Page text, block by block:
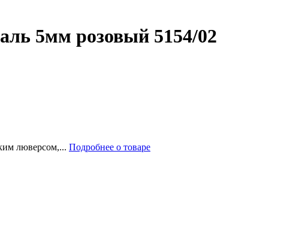
5мм розовый 5154/02
люверсом,... Подробнее о товаре